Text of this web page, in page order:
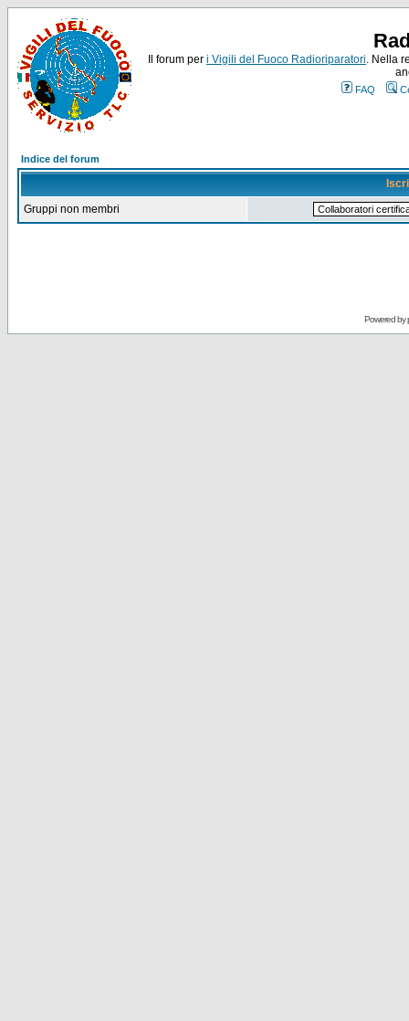
Il forum per i Vigili del Fuoco Radioriparatori. Nella
FAQ
Indice del forum
Gruppi non membri
Powered by